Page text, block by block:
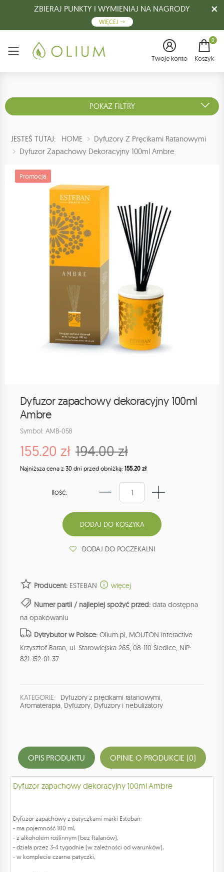
ZBIERAJ PUNKTY I WYMIENIAJ NA NAGRODY
WIĘCEJ
Menu Twoje konto
0
Koszyk
POKAŻ FILTRY
JESTEŚ TUTAJ: HOME
Dyfuzory Z Pręcikami Ratanowymi
Dyfuzor Zapachowy Dekoracyjny 100ml Ambre
Promocja
Dyfuzor zapachowy dekoracyjny 100ml
Ambre
Symbol: AMB-058
155.20 zł 194.00 zł
Najniższa cena z 30 dni przed obniżką: 155.20 zł
Ilość:
DODAJ DO POCZEKALNI
Producent: ESTEBAN więcej
Numer partii / najlepiej spożyć przed: data dostępna
na opakowaniu
Dytrybutor w Polsce: Olium.pl, MOUTON interactive
Krzysztof Baran, ul. Starowiejska 265, 08-110 Siedlce, NIP:
821-152-01-37
KATEGORIE: Dyfuzory z pręcikami ratanowymi,
Aromaterapia, Dyfuzory, Dyfuzory i nebulizatory
OPIS PRODUKTU OPINIE O PRODUKCIE (0)
Dyfuzor zapachowy dekoracyjny 100ml Ambre
Dyfuzor zapachowy z patyczkami marki Esteban:
- ma pojemność 100 ml,
- z alkoholem roślinnym (bez ftalanów),
- działa przez 3-4 tygodnie (w zależności od warunków),
- w komplecie czarne patyczki,